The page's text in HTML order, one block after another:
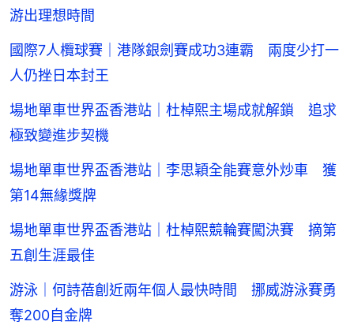
游出理想時間
國際7人欖球賽｜港隊銀劍賽成功3連霸 兩度少打一
人仍挫日本封王
場地單車世界盃香港站｜杜棹熙主場成就解鎖 追求
極致變進步契機
場地單車世界盃香港站｜李思穎全能賽意外炒車 獲
第14無緣獎牌
場地單車世界盃香港站｜杜棹熙競輪賽闖決賽 摘第
五創生涯最佳
游泳｜何詩蓓創近兩年個人最快時間 挪威游泳賽勇
奪200自金牌